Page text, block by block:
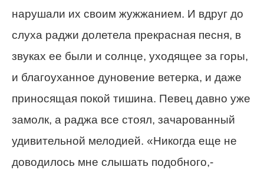
нарушали их своим жужжанием. И вдруг до
слуха раджи долетела прекрасная песня, в
звуках ее были и солнце, уходящее за горы,
и благоуханное дуновение ветерка, и даже
приносящая покой тишина. Певец давно уже
замолк, а раджа все стоял, зачарованный
удивительной мелодией. «Никогда еще не
доводилось мне слышать подобного,-